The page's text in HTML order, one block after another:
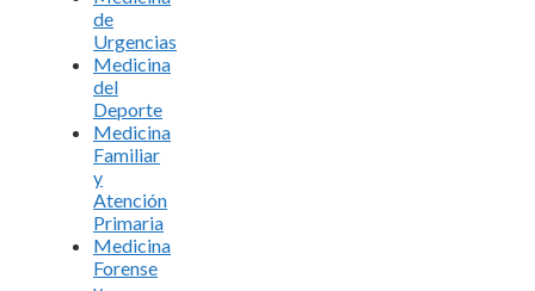
de
Urgencias
Medicina
del
Deporte
Medicina
Familiar
y
Atención
Primaria
Medicina
Forense